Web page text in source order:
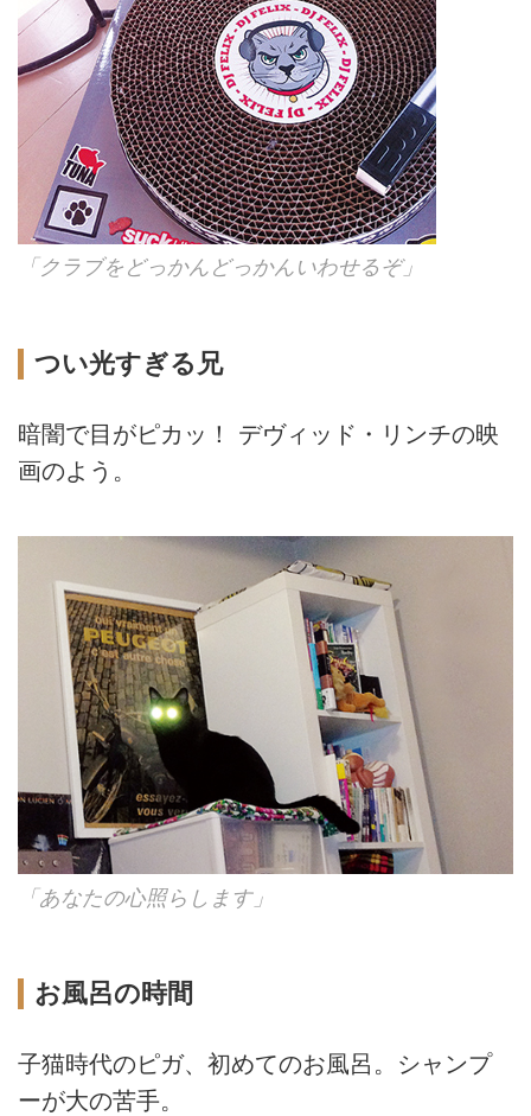
「クラブをどっかんどっかんいわせるぞ」
つい光すぎる兄
暗闇で目がピカッ！ デヴィッド・リンチの映
画のよう。
「あなたの心照らします」
お風呂の時間
子猫時代のピガ、初めてのお風呂。シャンプ
ーが大の苦手。